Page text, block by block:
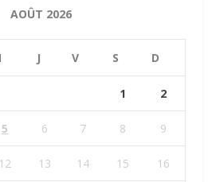
AOÛT 2026
J V S D
1 2
5 6 7 8 9
12 13 14 15 16